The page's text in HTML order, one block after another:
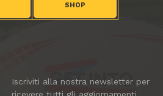
SHOP
Iscriviti alla nostra newsletter per